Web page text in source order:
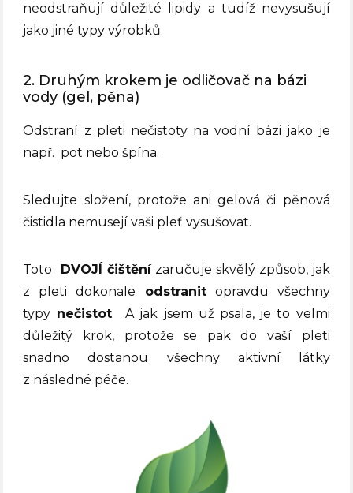
neodstraňují důležité lipidy a tudíž nevysušují
jako jiné typy výrobků.
2. Druhým krokem je odličovač na bázi
vody (gel, pěna)
Odstraní z pleti nečistoty na vodní bázi jako je
např. pot nebo špína.
Sledujte složení, protože ani gelová či pěnová
čistidla nemusejí vaši pleť vysušovat.
Toto DVOJÍ čištěnízaručuje skvělý způsob, jak
z pleti dokonale odstranitopravdu všechny
typy nečistot.
A jak jsem už psala, je to velmi
důležitý krok, protože se pak do vaší pleti
snadno dostanou všechny aktivní látky
z následné péče.